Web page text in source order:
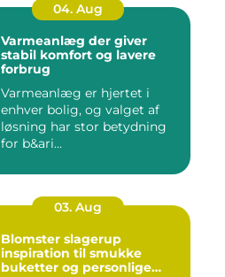
04. Aug
Varmeanlæg der giver
stabil komfort og lavere
forbrug
Varmeanlæg er hjertet i
enhver bolig, og valget af
løsning har stor betydning
for b&ari...
03. Aug
Blomster slagerup
inspiration til smukke
buketter og personlige